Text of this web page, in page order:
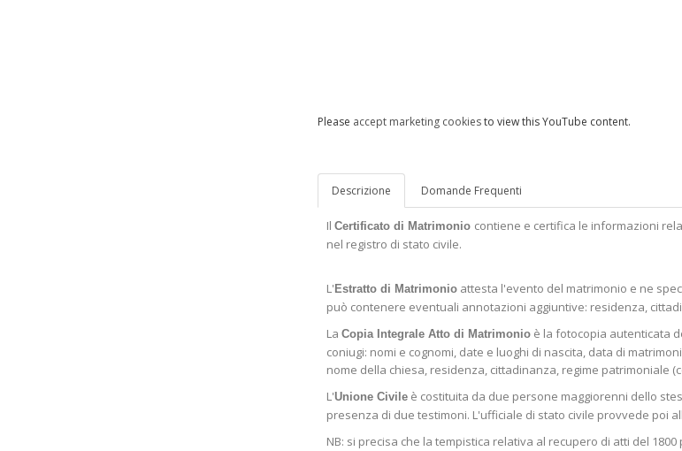
Please accept marketing cookiesto view this YouTube content.
Descrizione Domande Frequenti
IlCertificato di Matrimonio contiene e certifica le informazioni
nel registro di stato civile.
L' Estratto di Matrimonio attesta l'evento del matrimonio e ne
può contenere eventuali annotazioni aggiuntive: residenza,
LaCopia Integrale Atto di Matrimonio è la fotocopia autenticata
coniugi: nomi e cognomi, date e luoghi di nascita, data di
nome della chiesa, residenza, cittadinanza, regime patrimoniale
L'Unione Civile è costituita da due persone maggiorenni dello
presenza di due testimoni. L'ufficiale di stato civile provvede poi
NB: si precisa che la tempistica relativa al recupero di atti del